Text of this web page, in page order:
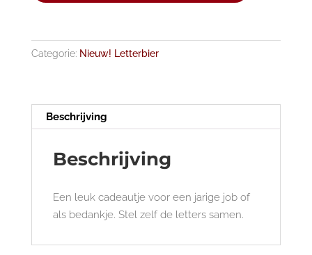
Categorie: Nieuw! Letterbier
Beschrijving
Beschrijving
Een leuk cadeautje voor een jarige job of
als bedankje. Stel zelf de letters samen.